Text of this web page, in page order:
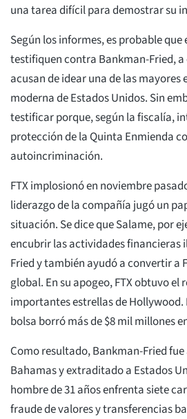
una tarea difícil para demostrar su
Según los informes, es probable
testifiquen contra Bankman-Fried,
acusan de idear una de las mayores
moderna de Estados Unidos. Sin
testificar porque, según la fiscalía,
protección de la Quinta Enmienda
autoincriminación.
FTX implosionó en noviembre
liderazgo de la compañía jugó un
situación. Se dice que Salame, por
encubrir las actividades financieras
Fried y también ayudó a convertir a
global. En su apogeo, FTX obtuvo el
importantes estrellas de Hollywood.
bolsa borró más de $8 mil millones
Como resultado, Bankman-Fried
Bahamas y extraditado a Estados
hombre de 31 años enfrenta siete
fraude de valores y transferencias